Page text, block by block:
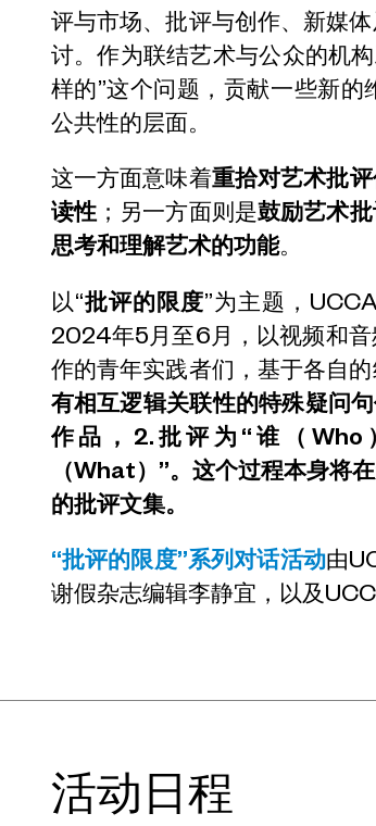
评与市场、批评与创作、新媒
讨。作为联结艺术与公众的机
样的”这个问题，贡献一些新
公共性的层面。
这一方面意味着重拾对艺术批
读性；另一方面则是鼓励艺术
思考和理解艺术的功能。
以“批评的限度”为主题，
2024年5月至6月，以视频和音
作的青年实践者们，基于各自
有相互逻辑关联性的特殊疑问
作品，2.批评为“谁（
（What）”。这个过程本身将
的批评文集。
“批评的限度”系列对话活动由
谢假杂志编辑李静宜，以及
活动日程